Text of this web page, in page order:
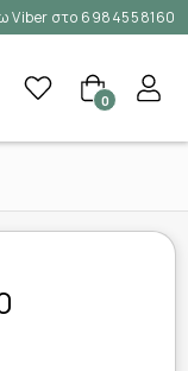
Viber στο 6984558160
0